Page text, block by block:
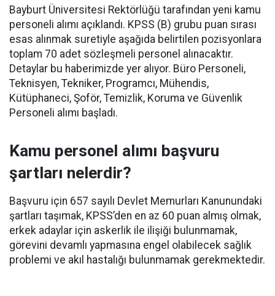
Bayburt Üniversitesi Rektörlüğü tarafından yeni kamu
personeli alımı açıklandı. KPSS (B) grubu puan sırası
esas alınmak suretiyle aşağıda belirtilen pozisyonlara
toplam 70 adet sözleşmeli personel alınacaktır.
Detaylar bu haberimizde yer alıyor. Büro Personeli,
Teknisyen, Tekniker, Programcı, Mühendis,
Kütüphaneci, Şoför, Temizlik, Koruma ve Güvenlik
Personeli alımı başladı.
Kamu personel alımı başvuru
şartları nelerdir?
Başvuru için 657 sayılı Devlet Memurları Kanunundaki
şartları taşımak, KPSS’den en az 60 puan almış olmak,
erkek adaylar için askerlik ile ilişiği bulunmamak,
görevini devamlı yapmasına engel olabilecek sağlık
problemi ve akıl hastalığı bulunmamak gerekmektedir.